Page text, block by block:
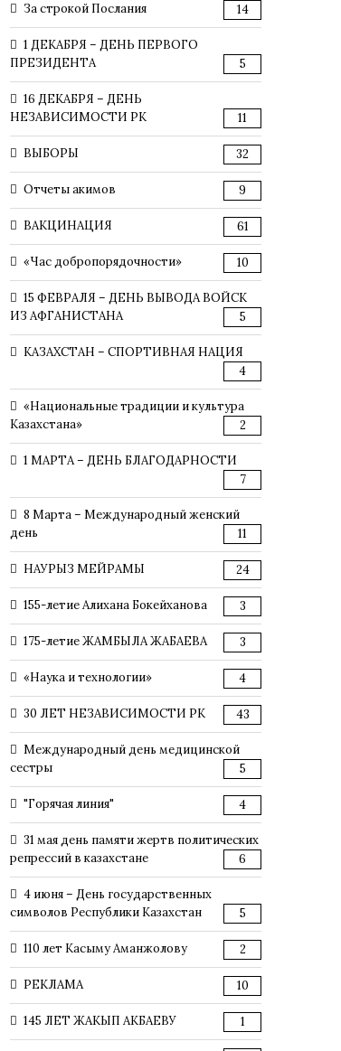
За строкой Послания 14
1 ДЕКАБРЯ – ДЕНЬ ПЕРВОГО
ПРЕЗИДЕНТА
5
16 ДЕКАБРЯ – ДЕНЬ
НЕЗАВИСИМОСТИ РК
11
ВЫБОРЫ 32
Отчеты акимов 9
ВАКЦИНАЦИЯ 61
«Час добропорядочности» 10
15 ФЕВРАЛЯ – ДЕНЬ ВЫВОДА ВОЙСК
ИЗ АФГАНИСТАНА
5
КАЗАХСТАН – СПОРТИВНАЯ НАЦИЯ
4
«Национальные традиции и культура
Казахстана»
2
1 МАРТА – ДЕНЬ БЛАГОДАРНОСТИ
7
8 Марта – Международный женский
день
11
НАУРЫЗ МЕЙРАМЫ 24
155-летие Алихана Бокейханова 3
175-летие ЖАМБЫЛА ЖАБАЕВА 3
«Наука и технологии» 4
30 ЛЕТ НЕЗАВИСИМОСТИ РК 43
Международный день медицинской
сестры
5
"Горячая линия" 4
31 мая день памяти жертв политических
репрессий в казахстане
6
4 июня – День государственных
символов Республики Казахстан
5
110 лет Касыму Аманжолову 2
РЕКЛАМА 10
145 ЛЕТ ЖАКЫП АКБАЕВУ 1